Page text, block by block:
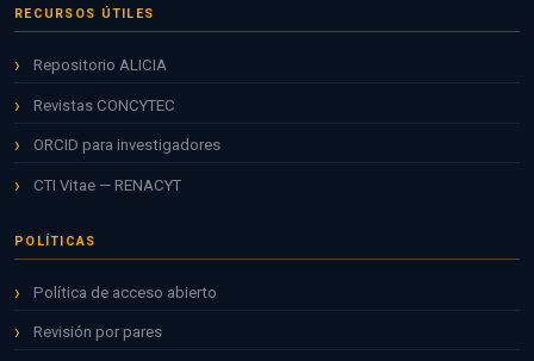
RECURSOS ÚTILES
Repositorio ALICIA
Revistas CONCYTEC
ORCID para investigadores
CTI Vitae — RENACYT
POLÍTICAS
Política de acceso abierto
Revisión por pares